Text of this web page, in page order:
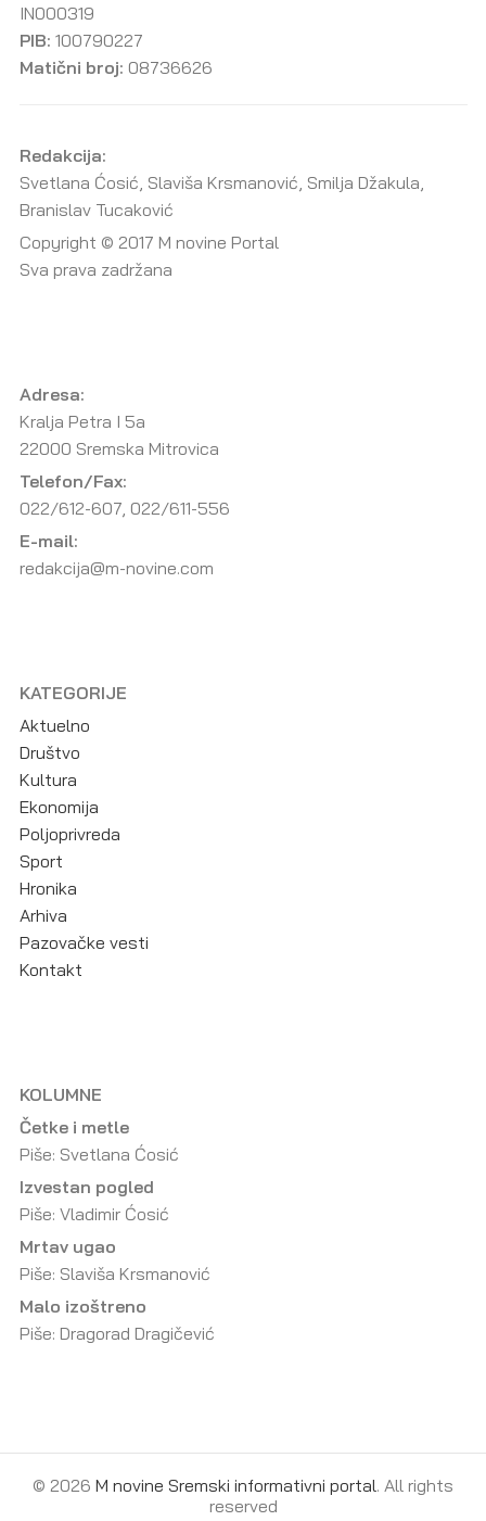
IN000319
PIB: 100790227
Matični broj: 08736626
Redakcija:
Svetlana Ćosić, Slaviša Krsmanović, Smilja Džakula,
Branislav Tucaković
Copyright © 2017 M novine Portal
Sva prava zadržana
Adresa:
Kralja Petra I 5a
22000 Sremska Mitrovica
Telefon/Fax:
022/612-607, 022/611-556
E-mail:
redakcija@m-novine.com
KATEGORIJE
Aktuelno
Društvo
Kultura
Ekonomija
Poljoprivreda
Sport
Hronika
Arhiva
Pazovačke vesti
Kontakt
KOLUMNE
Četke i metle
Piše: Svetlana Ćosić
Izvestan pogled
Piše: Vladimir Ćosić
Mrtav ugao
Piše: Slaviša Krsmanović
Malo izoštreno
Piše: Dragorad Dragičević
© 2026 M novine Sremski informativni portal. All rights
reserved